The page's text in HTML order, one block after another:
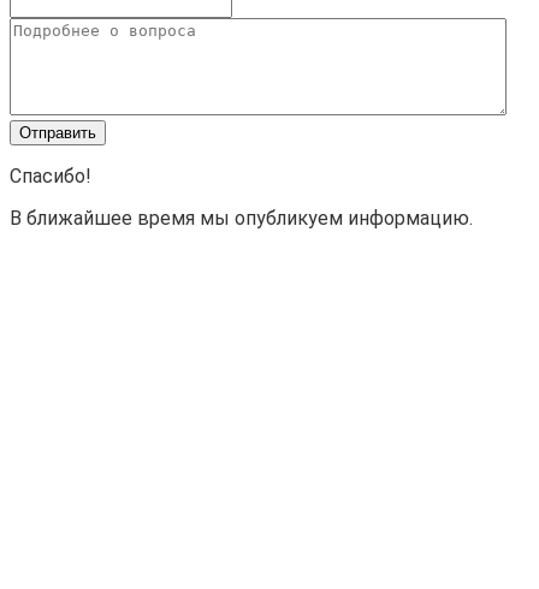
Спасибо!
В ближайшее время мы опубликуем информацию.